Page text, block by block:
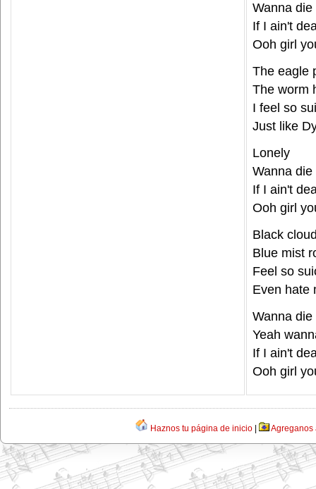
Wanna die
If I ain't
Ooh girl
The eagle
The worm
I feel so
Just like
Lonely
Wanna die
If I ain't
Ooh girl
Black
Blue mist
Feel so
Even hate
Wanna die
Yeah
If I ain't
Ooh girl
Haznos tu página de inicio Agreganos